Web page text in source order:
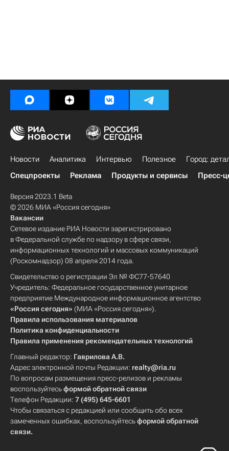
Новости Аналитика Интервью Полезное
Город:
Спецпроекты
Реклама Продукты и сервисы Пресс-
Версия 2023.1 Beta
© 2026 МИА «Россия сегодня»
Вакансии
Сетевое издание РИА Новости зарегистрировано
в Федеральной службе по надзору в сфере связи,
информационных технологий и массовых коммуникаций
(Роскомнадзор) 08 апреля 2014 года.
Свидетельство о регистрации Эл № ФС77-57640
Учредитель: Федеральное государственное унитарное
предприятие Международное информационное агентство
«Россия сегодня» (МИА «Россия сегодня»).
Правила использования материалов
Политика конфиденциальности
Правила применения рекомендательных технологий
Главный редактор: Гаврилова А.В.
Адрес электронной почты Редакции: realty@ria.ru
По вопросам размещения пресс-релизов и рекламы
воспользуйтесьформой обратной связи
Телефон Редакции: 7 (495) 645-6601
Чтобы связаться с редакцией или сообщить обо всех
замеченных ошибках, воспользуйтесьформой обратной
связи.